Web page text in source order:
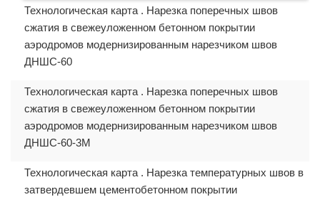
Технологическая карта . Нарезка поперечных швов
сжатия в свежеуложенном бетонном покрытии
аэродромов модернизированным нарезчиком швов
ДНШС-60
Технологическая карта . Нарезка поперечных швов
сжатия в свежеуложенном бетонном покрытии
аэродромов модернизированным нарезчиком швов
ДНШС-60-3М
Технологическая карта . Нарезка температурных швов в
затвердевшем цементобетонном покрытии